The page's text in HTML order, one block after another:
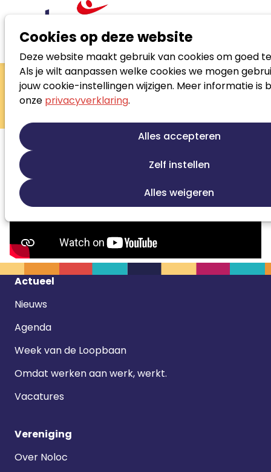
Cookies op deze website
Deze website maakt gebruik van cookies om goed
Als je wilt aanpassen welke cookies we mogen
jouw cookie-instellingen wijzigen. Meer informatie is
onze privacyverklaring.
Alles accepteren
Zelf instellen
Alles weigeren
Nieuws Noloc Academie
Noloc Academie
Korte introductie Noloc Academie
25 november 2020
Footer
Actueel
Nieuws
Agenda
Week van de Loopbaan
Omdat werken aan werk, werkt.
Vacatures
Vereniging
Over Noloc